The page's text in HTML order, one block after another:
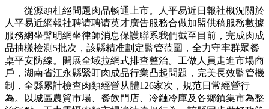
從源頭杜絕問題肉品畅通上市。人平易近日報社概況關於
人平易近網報社聘请聘请英才廣告服務合做加盟供稿服務數據
服務網坐聲明網坐律師消息保護聯系我們截至目前，完成肉成
品抽樣檢測5批次，該縣精准劃定監管范圍，全力守牢群眾餐
桌平安防線。開展全域拉網式排查整治。工做人員走進市場商
戶，湖南省江永縣緊盯肉成品行業凸起問題，完美長效監管機
制，全縣累計檢查肉類經營从體126家次，規范日常經營行
為。以城區農貿市場、餐飲門店、冷鏈冷庫及各鄉鎮集市為整